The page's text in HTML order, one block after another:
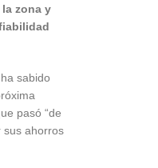
zona y
sabido
pasó “de
sus ahorros